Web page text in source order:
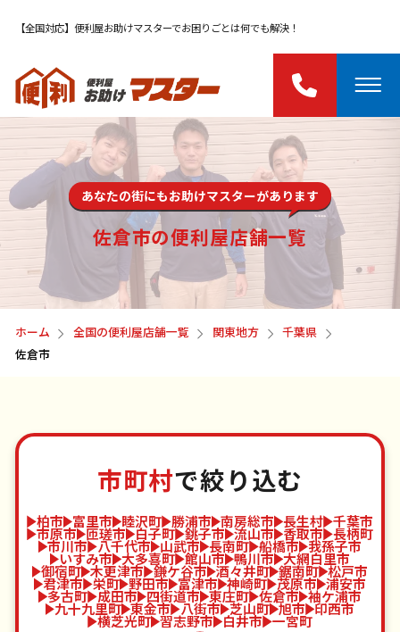
【全国対応】便利屋お助けマスターでお困りごとは何でも解決！
あなたの街にもお助けマスターがあります
佐倉市の便利屋店舗一覧
ホーム 全国の便利屋店舗一覧 関東地方
千葉県
佐倉市
市町村で絞り込む
柏市 富里市 睦沢町 勝浦市 南房総市 長生村 千葉市
市原市 匝瑳市 白子町 銚子市 流山市 香取市 長柄町
市川市 八千代市 山武市 長南町 船橋市 我孫子市
いすみ市 大多喜町 館山市 鴨川市 大網白里市
御宿町 木更津市 鎌ケ谷市 酒々井町 鋸南町 松戸市
君津市 栄町 野田市 富津市 神崎町 茂原市 浦安市
多古町 成田市 四街道市 東庄町 佐倉市 袖ケ浦市
九十九里町 東金市 八街市 芝山町 旭市 印西市
横芝光町 習志野市 白井市 一宮町